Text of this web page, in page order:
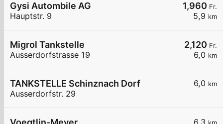
1,960 Fr.
5,9 km
Gysi Autombile AG
Hauptstr. 9
2,120 Fr.
6,0 km
Migrol Tankstelle
Ausserdorfstrasse 19
6,0 km
TANKSTELLE Schinznach Dorf
Ausserdorfstr. 29